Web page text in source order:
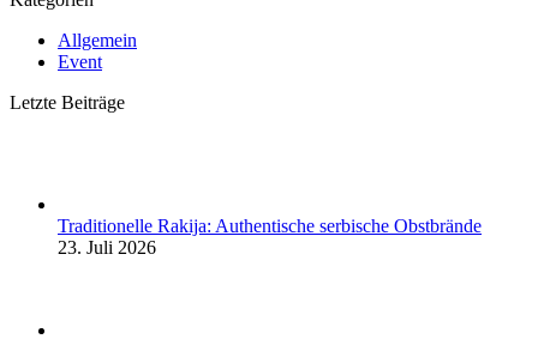
Allgemein
Event
Letzte Beiträge
Traditionelle Rakija: Authentische serbische Obstbrände
23. Juli 2026